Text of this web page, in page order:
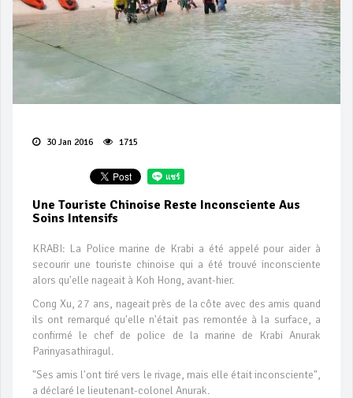
30 Jan 2016 1715
Une Touriste Chinoise Reste Inconsciente Aus
Soins Intensifs
KRABI: La Police marine de Krabi a été appelé pour aider à
secourir une touriste chinoise qui a été trouvé inconsciente
alors qu'elle nageait à Koh Hong, avant-hier.
Cong Xu, 27 ans, nageait près de la côte avec des amis quand
ils ont remarqué qu'elle n'était pas remontée à la surface, a
confirmé le chef de police de la marine de Krabi Anurak
Parinyasathiragul.
"Ses amis l'ont tiré vers le rivage, mais elle était inconsciente",
a déclaré le lieutenant-colonel Anurak.